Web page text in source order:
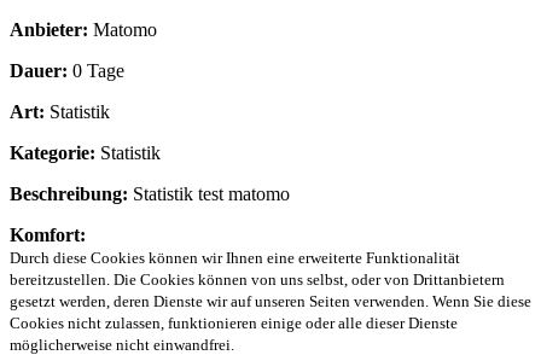
Anbieter: Matomo
Dauer: 0 Tage
Art: Statistik
Kategorie: Statistik
Beschreibung: Statistik test matomo
Komfort:
Durch diese Cookies können wir Ihnen eine erweiterte Funktionalität
bereitzustellen. Die Cookies können von uns selbst, oder von Drittanbietern
gesetzt werden, deren Dienste wir auf unseren Seiten verwenden. Wenn Sie diese
Cookies nicht zulassen, funktionieren einige oder alle dieser Dienste
möglicherweise nicht einwandfrei.